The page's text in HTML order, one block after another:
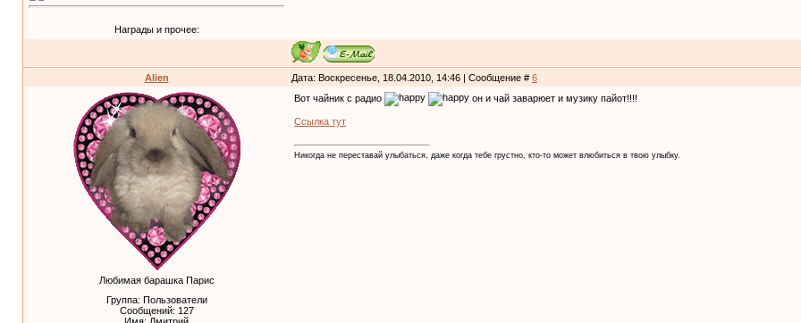
Награды и прочее:
Alien Дата: Воскресенье, 18.04.2010, 14:46 | Сообщение # 6
Любимая барашка Парис
Группа: Пользователи
Сообщений: 127
Вот чайник с радио он и чай заварюет и музику пайот!!!!
Ссылка тут
Никогда не переставай улыбаться, даже когда тебе грустно, кто-то может влюбиться в твою улыбку.